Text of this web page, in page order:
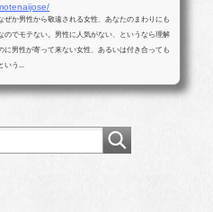
ぜか男性から敬遠される女性、あなたのまわりにも
のでモテない。男性に人気がない、というなら理解
に男性が寄って来ない女性、あるいは付き合っても
いう...